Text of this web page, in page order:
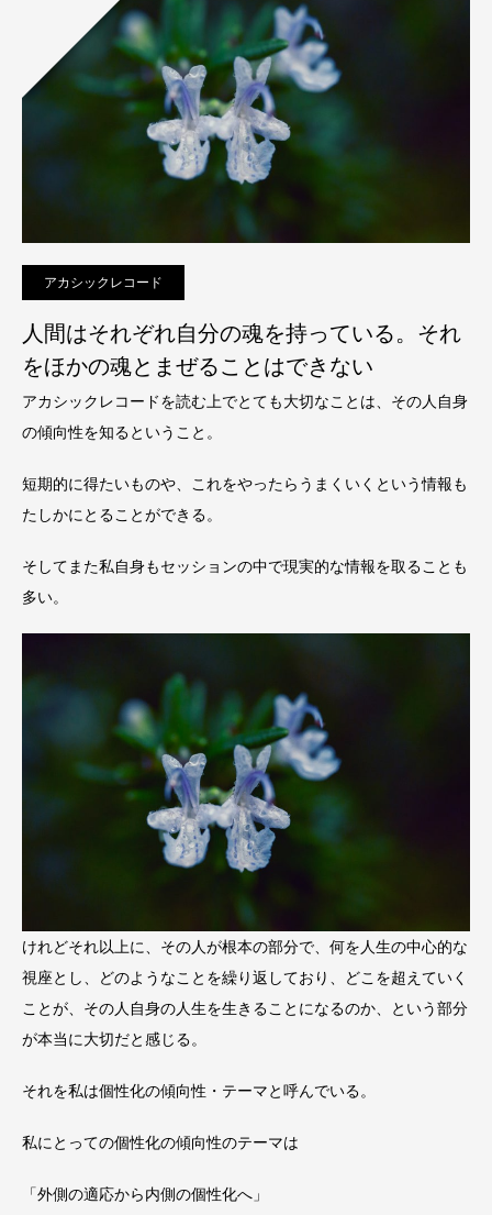
アカシックレコード
人間はそれぞれ自分の魂を持っている。それ
をほかの魂とまぜることはできない
アカシックレコードを読む上でとても大切なことは、その人自身
の傾向性を知るということ。
短期的に得たいものや、これをやったらうまくいくという情報も
たしかにとることができる。
そしてまた私自身もセッションの中で現実的な情報を取ることも
多い。
けれどそれ以上に、その人が根本の部分で、何を人生の中心的な
視座とし、どのようなことを繰り返しており、どこを超えていく
ことが、その人自身の人生を生きることになるのか、という部分
が本当に大切だと感じる。
それを私は個性化の傾向性・テーマと呼んでいる。
私にとっての個性化の傾向性のテーマは
「外側の適応から内側の個性化へ」